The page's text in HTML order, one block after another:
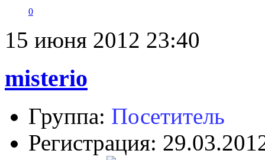
0
15 июня 2012 23:40
misterio
Группа: Посетитель
Регистрация: